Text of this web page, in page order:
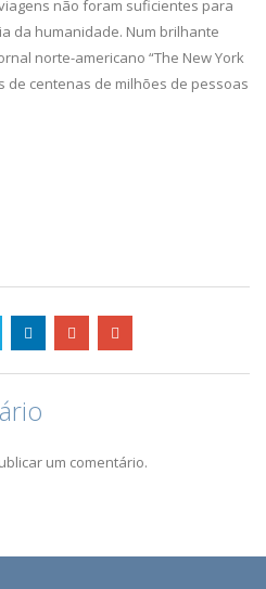
não foram suficientes para
da humanidade. Num brilhante
norte-americano “The New York
de centenas de milhões de pessoas
um comentário.